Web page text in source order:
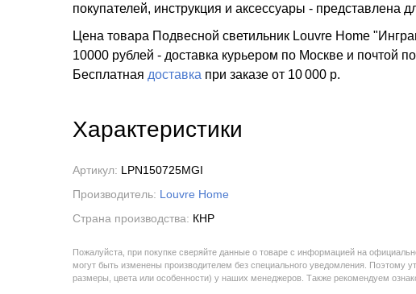
покупателей, инструкция и аксессуары - представлена
Цена товара Подвесной светильник Louvre Home
10000 рублей - доставка курьером по Москве и почтой
Бесплатная доставка при заказе от 10 000 р.
Характеристики
Артикул: LPN150725MGI
Производитель: Louvre Home
Страна производства: КНР
Пожалуйста, при покупке сверяйте данные о товаре с информацией на
могут быть изменены производителем без специального уведомления. Поэтому
размеры, цвета или особенности) у наших менеджеров. Также рекомендуем